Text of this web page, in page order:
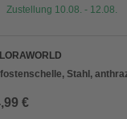
Zustellung 10.08. - 12.08.
Stahl,
€